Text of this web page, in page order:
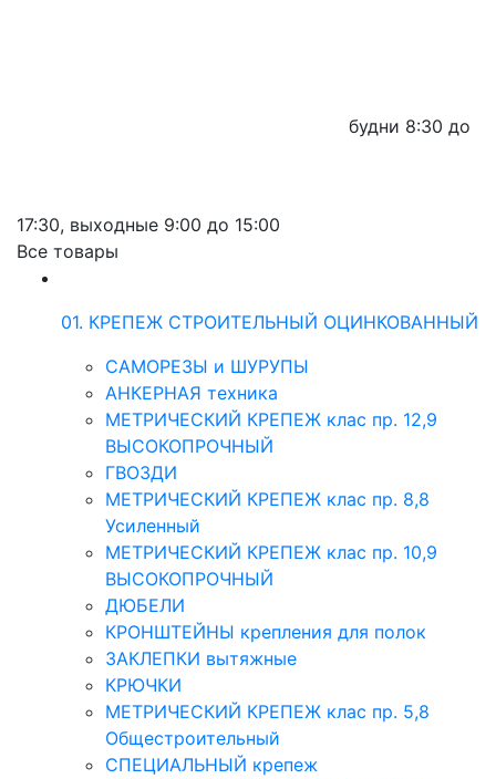
будни 8:30 до
17:30, выходные 9:00 до 15:00
Все товары
01. КРЕПЕЖ СТРОИТЕЛЬНЫЙ ОЦИНКОВАННЫЙ
САМОРЕЗЫ и ШУРУПЫ
АНКЕРНАЯ техника
МЕТРИЧЕСКИЙ КРЕПЕЖ клас пр. 12,9
ВЫСОКОПРОЧНЫЙ
ГВОЗДИ
МЕТРИЧЕСКИЙ КРЕПЕЖ клас пр. 8,8
Усиленный
МЕТРИЧЕСКИЙ КРЕПЕЖ клас пр. 10,9
ВЫСОКОПРОЧНЫЙ
ДЮБЕЛИ
КРОНШТЕЙНЫ крепления для полок
ЗАКЛЕПКИ вытяжные
КРЮЧКИ
МЕТРИЧЕСКИЙ КРЕПЕЖ клас пр. 5,8
Общестроительный
СПЕЦИАЛЬНЫЙ крепеж